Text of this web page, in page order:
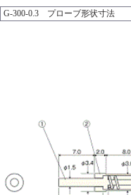
G-300-0.3 プローブ形状寸法